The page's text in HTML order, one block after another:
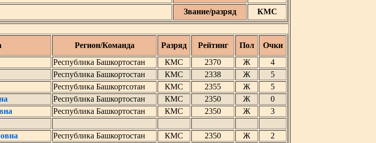
Звание/разряд КМС
Регион/Команда Разряд Рейтинг Пол
Очки
Республика Башкортостан КМС 2370 Ж
4
Республика Башкортостан КМС 2338 Ж
5
Республика Башкортсотан КМС 2355 Ж
5
Республика Башкортостан КМС 2350 Ж
0
Республика Башкортостан КМС 2350 Ж
3
Республика Башкортостан КМС 2350 Ж
2